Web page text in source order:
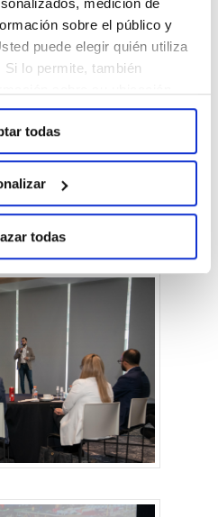
medición de
sobre el público y
puede elegir quién utiliza
lo permite, también
Obtenga más
procesan sus datos
preferencias en la sección
o retirar su
más información revise
todas
todas